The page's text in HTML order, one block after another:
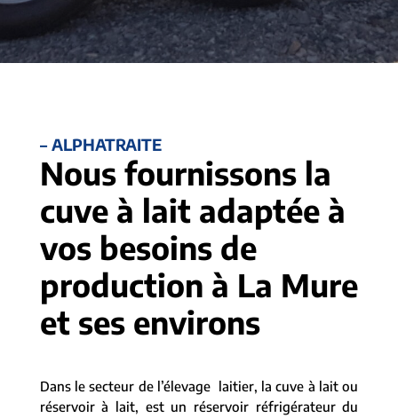
– ALPHATRAITE
Nous fournissons la
cuve à lait adaptée à
vos besoins de
production à La Mure
et ses environs
Dans le secteur de l’élevage laitier, la cuve à lait ou
réservoir à lait, est un réservoir réfrigérateur du